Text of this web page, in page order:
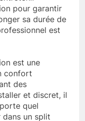
pour garantir
sa durée de
est
est une
confort
des
et discret, il
quel
dans un split